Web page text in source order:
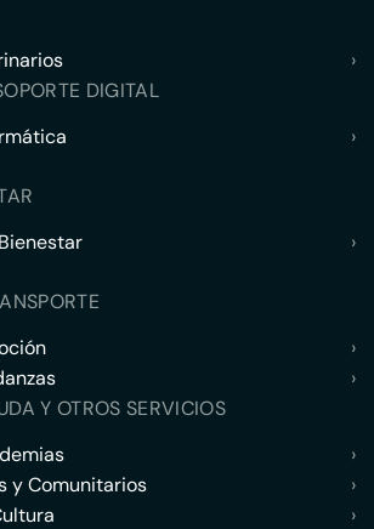
›
DIGITAL
›
›
›
›
Y OTROS SERVICIOS
›
y Comunitarios
›
›